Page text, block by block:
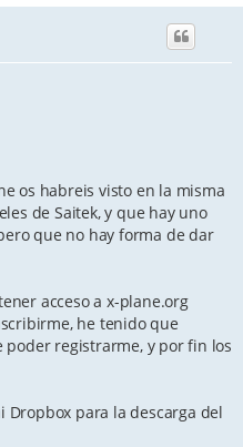
os habreis visto en la misma
de Saitek, y que hay uno
que no hay forma de dar
acceso a x-plane.org
he tenido que
registrarme, y por fin los
Dropbox para la descarga del